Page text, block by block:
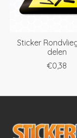
Sticker
delen
€0,38